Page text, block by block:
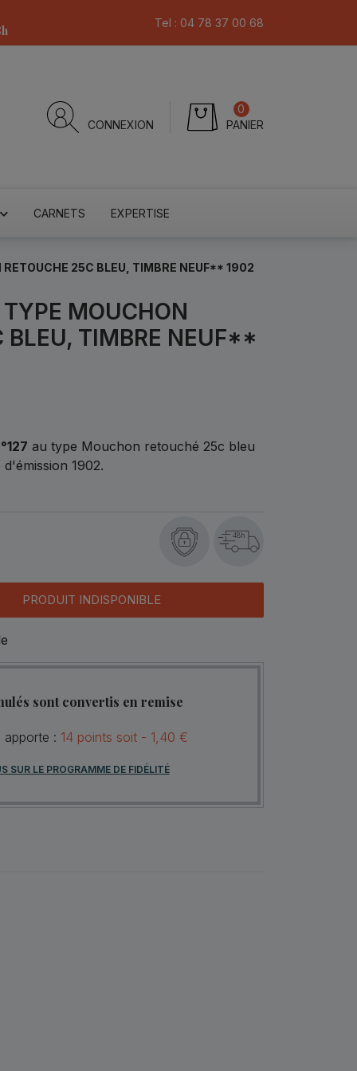
Tel : 04 78 37 00 68
CONNEXION PANIER
0
CARNETS EXPERTISE
RETOUCHE 25C BLEU, TIMBRE NEUF** 1902
MOUCHON
BLEU, TIMBRE NEUF**
au type Mouchon retouché 25c bleu
1902.
48h
PRODUIT INDISPONIBLE
sont convertis en remise
apporte : 14 points soit - 1,40 €
SUR LE PROGRAMME DE FIDÉLITÉ